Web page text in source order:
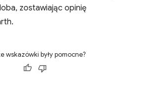
zostawiając opinię
wskazówki były pomocne?